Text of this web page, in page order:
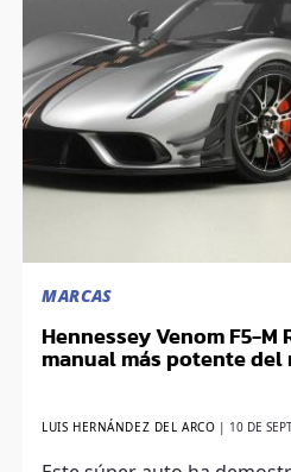
MARCAS
Hennessey Venom F5-M
manual más potente del
LUIS HERNÁNDEZ DEL ARCO 10 DE